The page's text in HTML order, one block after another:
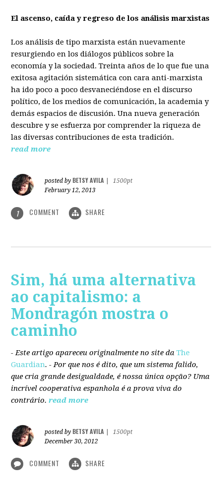
El ascenso, caída y regreso de los análisis marxistas
Los análisis de tipo marxista están nuevamente
resurgiendo en los diálogos públicos sobre la
economía y la sociedad. Treinta años de lo que fue una
exitosa agitación sistemática con cara anti-marxista
ha ido poco a poco desvaneciéndose en el discurso
político, de los medios de comunicación, la academia y
demás espacios de discusión. Una nueva generación
descubre y se esfuerza por comprender la riqueza de
las diversas contribuciones de esta tradición.
read more
posted by BETSY AVILA
1500pt
February 12, 2013
1 COMMENT SHARE
Sim, há uma alternativa
ao capitalismo: a
Mondragón mostra o
caminho
- Este artigo apareceu originalmente no site daThe
Guardian. - Por que nos é dito, que um sistema falido,
que cria grande desigualdade, é nossa única opção? Uma
incrível cooperativa espanhola é a prova viva do
contrário. read more
posted by BETSY AVILA
1500pt
December 30, 2012
COMMENT SHARE